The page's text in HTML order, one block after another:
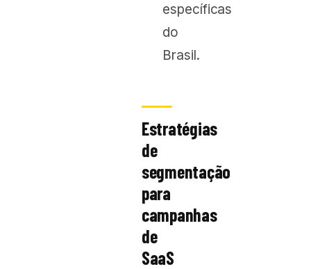
específicas
do
Brasil.
Estratégias
de
segmentação
para
campanhas
de
SaaS